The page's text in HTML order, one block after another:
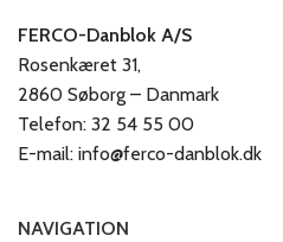
FERCO-Danblok A/S
Rosenkæret 31,
2860 Søborg – Danmark
Telefon: 32 54 55 00
E-mail: info@ferco-danblok.dk
NAVIGATION